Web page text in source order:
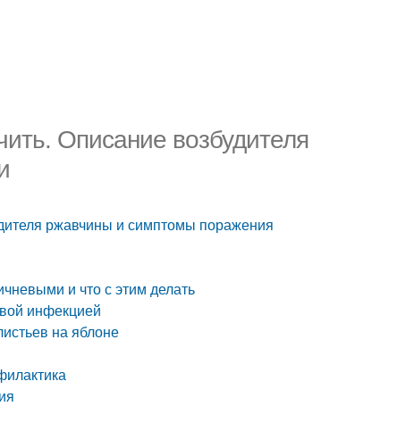
Описание возбудителя
ржавчины и симптомы поражения
и что с этим делать
инфекцией
на яблоне